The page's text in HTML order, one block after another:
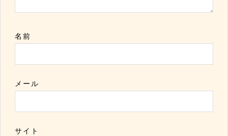
名前
メール
サイト